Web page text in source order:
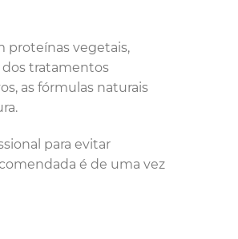
proteínas vegetais,
tratamentos
as fórmulas naturais
para evitar
é de uma vez